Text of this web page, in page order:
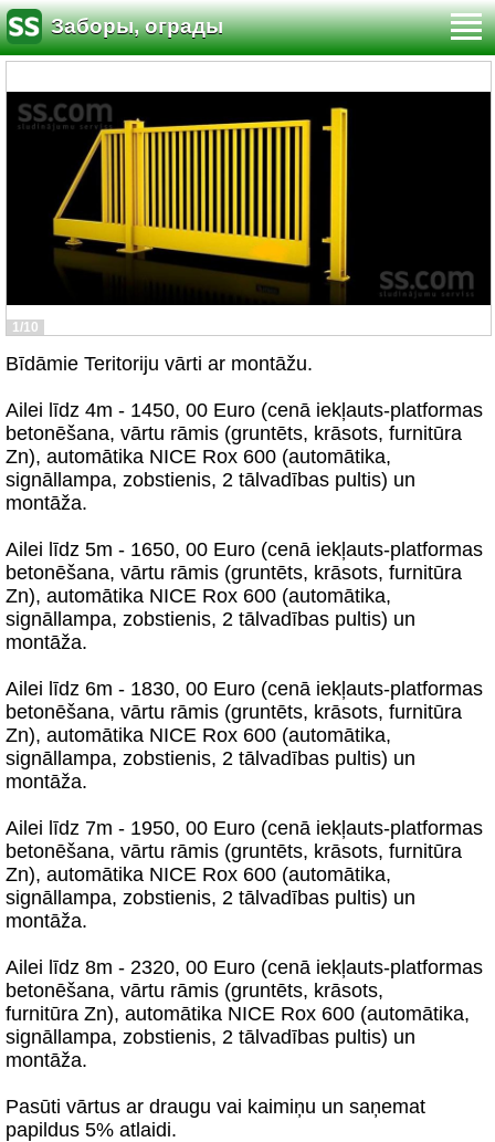
Заборы, ограды
1/10
Bīdāmie Teritoriju vārti ar montāžu.
Ailei līdz 4m - 1450, 00 Euro (cenā iekļauts-platformas
betonēšana, vārtu rāmis (gruntēts, krāsots, furnitūra
Zn), automātika NICE Rox 600 (automātika,
signāllampa, zobstienis, 2 tālvadības pultis) un
montāža.
Ailei līdz 5m - 1650, 00 Euro (cenā iekļauts-platformas
betonēšana, vārtu rāmis (gruntēts, krāsots, furnitūra
Zn), automātika NICE Rox 600 (automātika,
signāllampa, zobstienis, 2 tālvadības pultis) un
montāža.
Ailei līdz 6m - 1830, 00 Euro (cenā iekļauts-platformas
betonēšana, vārtu rāmis (gruntēts, krāsots, furnitūra
Zn), automātika NICE Rox 600 (automātika,
signāllampa, zobstienis, 2 tālvadības pultis) un
montāža.
Ailei līdz 7m - 1950, 00 Euro (cenā iekļauts-platformas
betonēšana, vārtu rāmis (gruntēts, krāsots, furnitūra
Zn), automātika NICE Rox 600 (automātika,
signāllampa, zobstienis, 2 tālvadības pultis) un
montāža.
Ailei līdz 8m - 2320, 00 Euro (cenā iekļauts-platformas
betonēšana, vārtu rāmis (gruntēts, krāsots,
furnitūra Zn), automātika NICE Rox 600 (automātika,
signāllampa, zobstienis, 2 tālvadības pultis) un
montāža.
Pasūti vārtus ar draugu vai kaimiņu un saņemat
papildus 5% atlaidi.